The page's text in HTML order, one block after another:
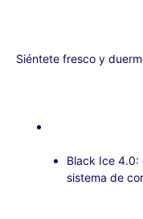
Siéntete fresco y
Black Ice 4.0:
sistema de